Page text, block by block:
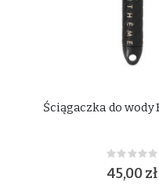
Ściągaczka do wody
Rating:
0%
45,00 zł